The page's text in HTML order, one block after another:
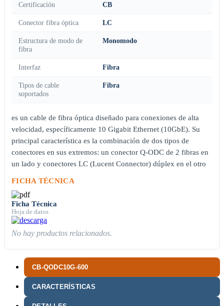
CB-QODC10G-600
CARACTERÍSTICAS
Certificación CB
Conector fibra óptica LC
Estructura de modo de
fibra
Monomodo
Interfaz Fibra
Tipos de cable
soportados
Fibra
es un cable de fibra óptica diseñado para conexiones de alta
velocidad, específicamente 10 Gigabit Ethernet (10GbE). Su
principal característica es la combinación de dos tipos de
conectores en sus extremos: un conector Q-ODC de 2 fibras en
un lado y conectores LC (Lucent Connector) dúplex en el otro
FICHA TÉCNICA
Ficha Técnica
Hoja de datos
No hay productos relacionados.